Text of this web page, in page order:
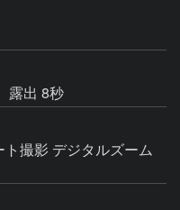
露出 8秒
撮影 デジタルズーム